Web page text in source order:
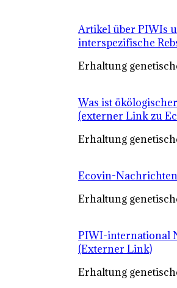
Artikel über PIWIs
interspezifische
Erhaltung
Was ist
(externer Link zu
Erhaltung
Ecovin-
Erhaltung
PIWI-international
(Externer Link)
Erhaltung